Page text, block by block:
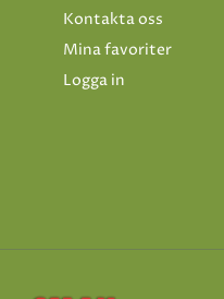
Kontakta oss
Mina favoriter
Logga in